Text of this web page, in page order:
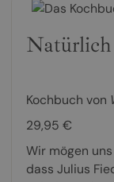
Natürlich
Kochbuch von
29,95 €
Wir mögen
dass Julius